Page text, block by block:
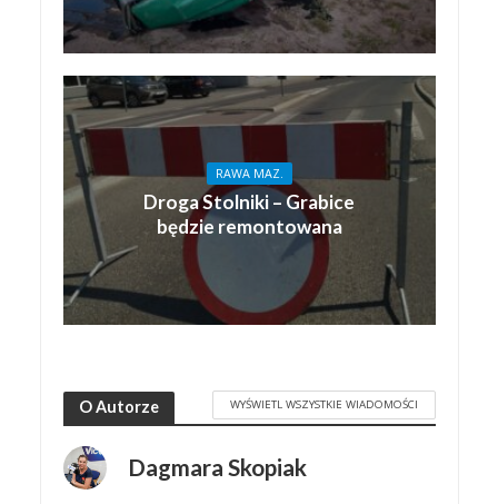
RAWA MAZ.
Droga Stolniki – Grabice
będzie remontowana
O Autorze WYŚWIETL WSZYSTKIE WIADOMOŚCI
Dagmara Skopiak